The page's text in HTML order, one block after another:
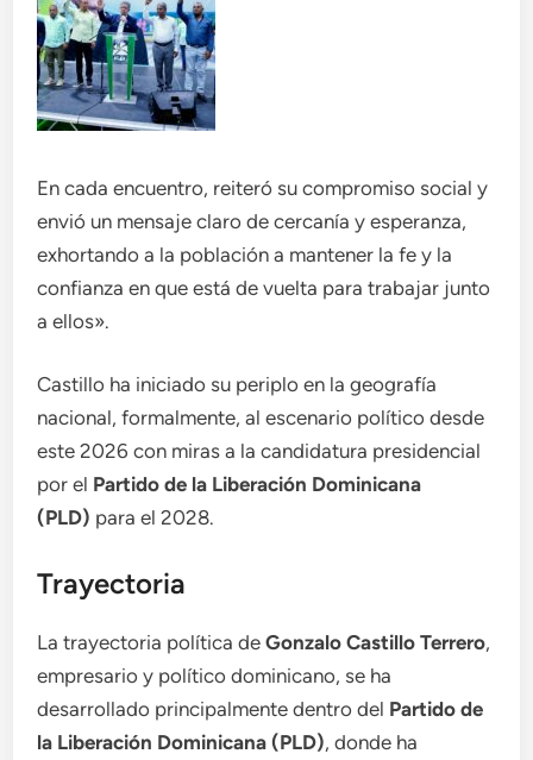
En cada encuentro, reiteró su compromiso social y
envió un mensaje claro de cercanía y esperanza,
exhortando a la población a mantener la fe y la
confianza en que está de vuelta para trabajar junto
a ellos».
Castillo ha iniciado su periplo en la geografía
nacional, formalmente, al escenario político desde
este 2026 con miras a la candidatura presidencial
por el Partido de la Liberación Dominicana
(PLD) para el 2028.
Trayectoria
La trayectoria política deGonzalo Castillo Terrero,
empresario y político dominicano, se ha
desarrollado principalmente dentro del Partido de
la Liberación Dominicana (PLD), donde ha